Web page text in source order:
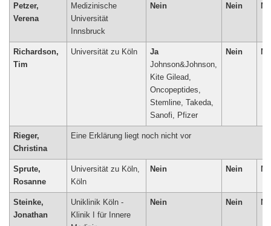
Petzer,
Verena
Medizinische
Universität
Innsbruck
Nein Nein
Richardson,
Tim
Universität zu Köln
Ja
Johnson&Johnson,
Kite Gilead,
Oncopeptides,
Stemline, Takeda,
Sanofi, Pfizer
Nein
Rieger,
Christina
Eine Erklärung liegt noch nicht vor
Sprute,
Rosanne
Universität zu Köln,
Köln
Nein Nein
Steinke,
Jonathan
Uniklinik Köln -
Klinik I für Innere
Nein Nein